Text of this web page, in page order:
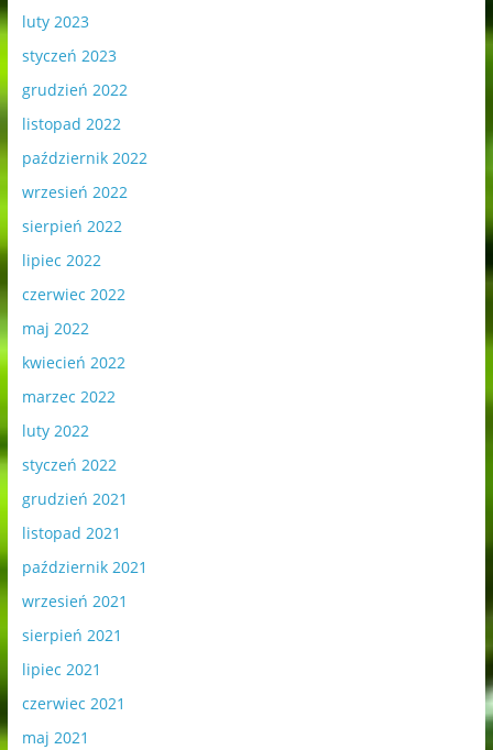
luty 2023
styczeń 2023
grudzień 2022
listopad 2022
październik 2022
wrzesień 2022
sierpień 2022
lipiec 2022
czerwiec 2022
maj 2022
kwiecień 2022
marzec 2022
luty 2022
styczeń 2022
grudzień 2021
listopad 2021
październik 2021
wrzesień 2021
sierpień 2021
lipiec 2021
czerwiec 2021
maj 2021